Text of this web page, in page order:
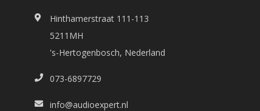
Hinthamerstraat 111-113
5211MH
's-Hertogenbosch, Nederland
073-6897729
info@audioexpert.nl